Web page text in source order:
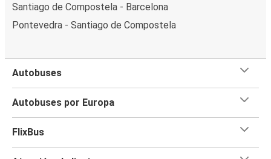
Santiago de Compostela - Barcelona
Pontevedra - Santiago de Compostela
Autobuses
Autobuses por Europa
FlixBus